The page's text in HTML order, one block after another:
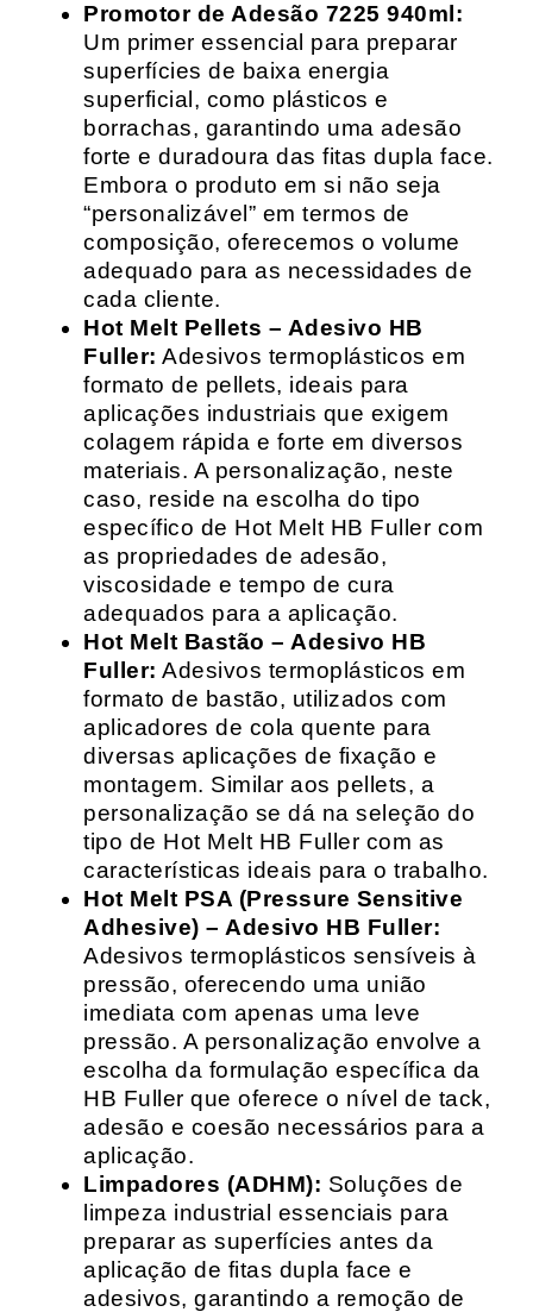
Promotor de Adesão 7225 940ml:
Um primer essencial para preparar
superfícies de baixa energia
superficial, como plásticos e
borrachas, garantindo uma adesão
forte e duradoura das fitas dupla face.
Embora o produto em si não seja
“personalizável” em termos de
composição, oferecemos o volume
adequado para as necessidades de
cada cliente.
Hot Melt Pellets – Adesivo HB
Fuller: Adesivos termoplásticos em
formato de pellets, ideais para
aplicações industriais que exigem
colagem rápida e forte em diversos
materiais. A personalização, neste
caso, reside na escolha do tipo
específico de Hot Melt HB Fuller com
as propriedades de adesão,
viscosidade e tempo de cura
adequados para a aplicação.
Hot Melt Bastão – Adesivo HB
Fuller: Adesivos termoplásticos em
formato de bastão, utilizados com
aplicadores de cola quente para
diversas aplicações de fixação e
montagem. Similar aos pellets, a
personalização se dá na seleção do
tipo de Hot Melt HB Fuller com as
características ideais para o trabalho.
Hot Melt PSA (Pressure Sensitive
Adhesive) – Adesivo HB Fuller:
Adesivos termoplásticos sensíveis à
pressão, oferecendo uma união
imediata com apenas uma leve
pressão. A personalização envolve a
escolha da formulação específica da
HB Fuller que oferece o nível de tack,
adesão e coesão necessários para a
aplicação.
Limpadores (ADHM): Soluções de
limpeza industrial essenciais para
preparar as superfícies antes da
aplicação de fitas dupla face e
adesivos, garantindo a remoção de